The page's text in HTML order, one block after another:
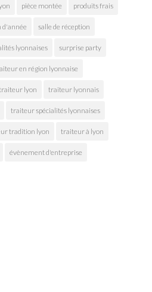
pièce montée produits frais
d'année salle de réception
lyonnaises surprise party
en région lyonnaise
lyon traiteur lyonnais
traiteur spécialités lyonnaises
tradition lyon traiteur à lyon
évènement d'entreprise